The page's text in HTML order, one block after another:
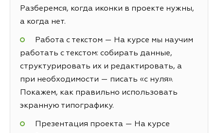
Разберемся, когда иконки в проекте нужны,
а когда нет.
Работа с текстом — На курсе мы научим
работать с текстом: собирать данные,
структурировать их и редактировать, а
при необходимости — писать «с нуля».
Покажем, как правильно использовать
экранную типографику.
Презентация проекта — На курсе